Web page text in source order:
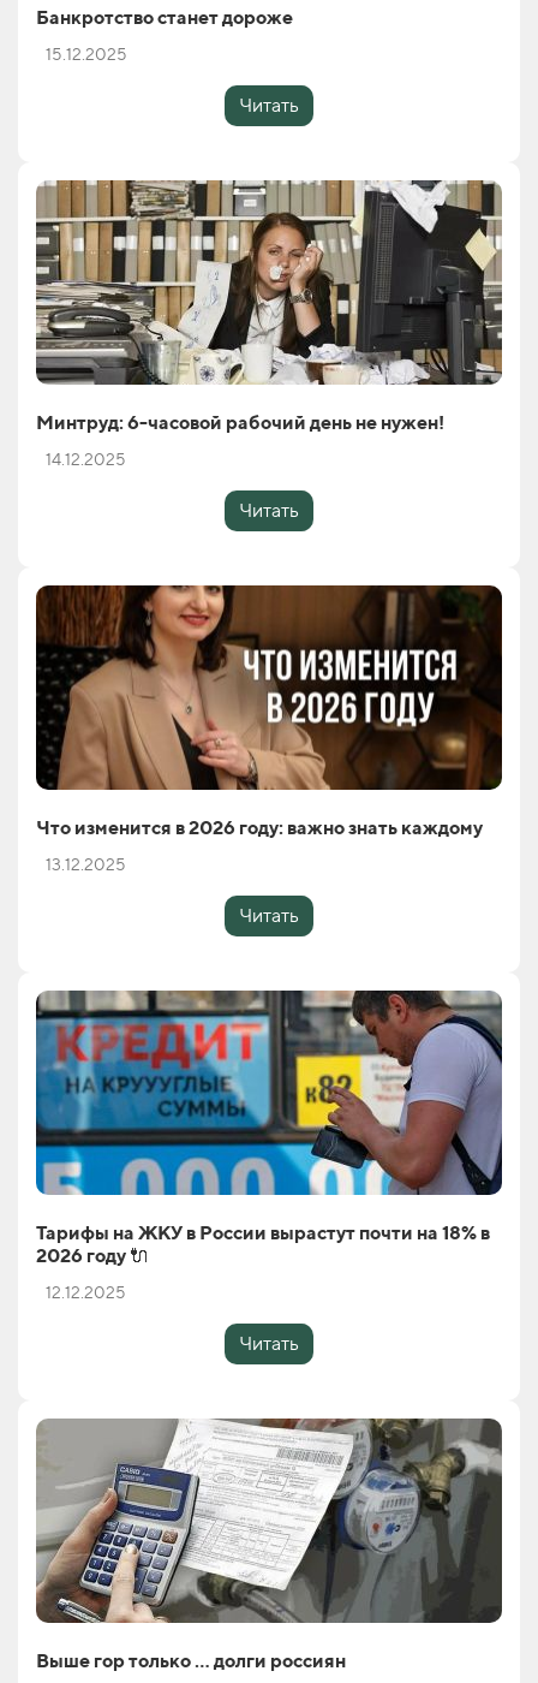
Банкротство станет дороже
15.12.2025
Читать
Минтруд: 6-часовой рабочий день не нужен!
14.12.2025
Читать
Что изменится в 2026 году: важно знать каждому
13.12.2025
Читать
Тарифы на ЖКУ в России вырастут почти на 18% в
2026 году 🔌
12.12.2025
Читать
Выше гор только … долги россиян